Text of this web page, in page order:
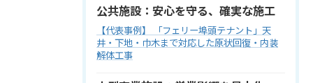
公共施設：安心を守る、確実な施工
【代表事例】 「フェリー埠頭テナント」天
井・下地・巾木まで対応した原状回復・内装
解体工事